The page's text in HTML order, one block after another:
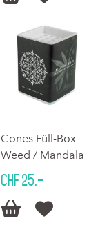
Cones Füll-Box
Weed / Mandala
CHF 25.–
 